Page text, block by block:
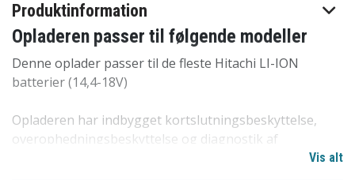
Produktinformation
Opladeren passer til følgende modeller
Denne oplader passer til de fleste Hitachi LI-ION
batterier (14,4-18V)
Opladeren har indbygget kortslutningsbeskyttelse,
overophedningsbeskyttelse og diagnostik af
Vis alt